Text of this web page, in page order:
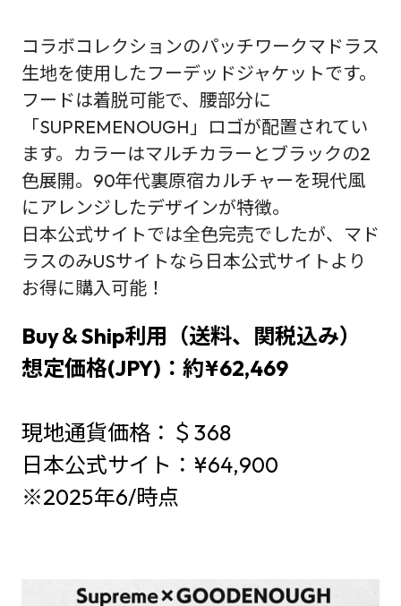
コラボコレクションのパッチワークマドラス
生地を使用したフーデッドジャケットです。
フードは着脱可能で、腰部分に
「SUPREMENOUGH」ロゴが配置されてい
ます。カラーはマルチカラーとブラックの2
色展開。90年代裏原宿カルチャーを現代風
にアレンジしたデザインが特徴。
日本公式サイトでは全色完売でしたが、マド
ラスのみUSサイトなら日本公式サイトより
お得に購入可能！
Buy＆Ship利用（送料、関税込み）
想定価格(JPY)：約¥62,469
現地通貨価格：＄368
日本公式サイト：¥64,900
※2025年6/時点